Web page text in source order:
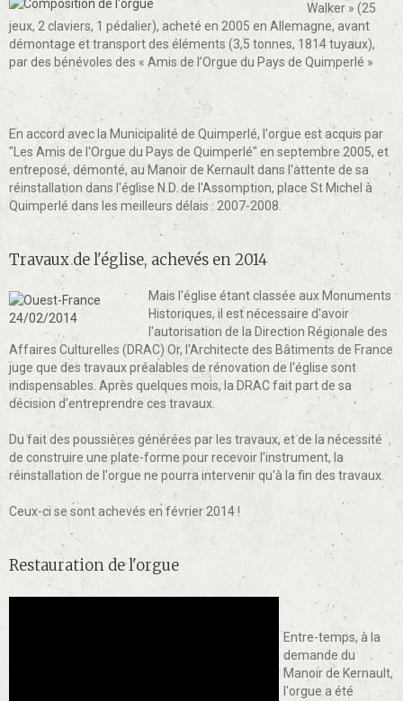
Walker » (25
jeux, 2 claviers, 1 pédalier), acheté en 2005 en Allemagne, avant
démontage et transport des éléments (3,5 tonnes, 1814 tuyaux),
par des bénévoles des « Amis de l’Orgue du Pays de Quimperlé »
En accord avec la Municipalité de Quimperlé, l'orgue est acquis par
"Les Amis de l'Orgue du Pays de Quimperlé" en septembre 2005, et
entreposé, démonté, au Manoir de Kernault dans l'attente de sa
réinstallation dans l'église N.D. de l'Assomption, place St Michel à
Quimperlé dans les meilleurs délais : 2007-2008
Travaux de l'église, achevés en 2014
Mais l'église étant classée aux Monuments
Historiques, il est nécessaire d'avoir
l'autorisation de la Direction Régionale des
Affaires Culturelles (DRAC) Or, l'Architecte des Bâtiments de France
juge que des travaux préalables de rénovation de l'église sont
indispensables. Après quelques mois, la DRAC fait part de sa
décision d'entreprendre ces travaux.
Du fait des poussières générées par les travaux, et de la nécessité
de construire une plate-forme pour recevoir l'instrument, la
réinstallation de l'orgue ne pourra intervenir qu'à la fin des travaux.
Ceux-ci se sont achevés en février 2014 !
Restauration de l'orgue
Entre-temps, à la
demande du
Manoir de Kernault,
l'orgue a été